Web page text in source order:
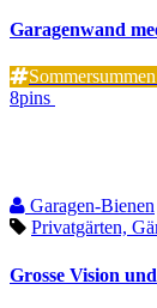
Garagenwand
8pins
Garagen-Bienen
Privatgärten,
Grosse Vision